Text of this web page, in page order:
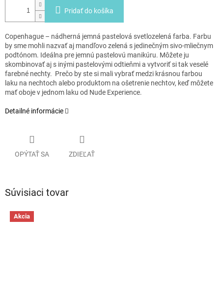
Pridať do košíka
Copenhague – nádherná jemná pastelová svetlozelená farba. Farbu
by sme mohli nazvať aj mandľovo zelená s jedinečným sivo-mliečnym
podtónom. Ideálna pre jemnú pastelovú manikúru. Môžete ju
skombinovať aj s inými pastelovými odtieňmi a vytvoriť si tak veselé
farebné nechty. Prečo by ste si mali vybrať medzi krásnou farbou
laku na nechtoch alebo produktom na ošetrenie nechtov, keď môžete
mať oboje v jednom laku od Nude Experience.
Detailné informácie
OPÝTAŤ SA ZDIEĽAŤ
Súvisiaci tovar
Akcia